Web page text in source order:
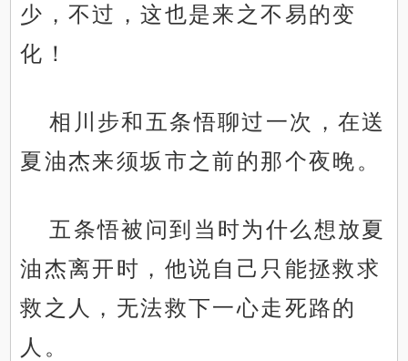
少，不过，这也是来之不易的变
化！
相川步和五条悟聊过一次，在送
夏油杰来须坂市之前的那个夜晚。
五条悟被问到当时为什么想放夏
油杰离开时，他说自己只能拯救求
救之人，无法救下一心走死路的
人。